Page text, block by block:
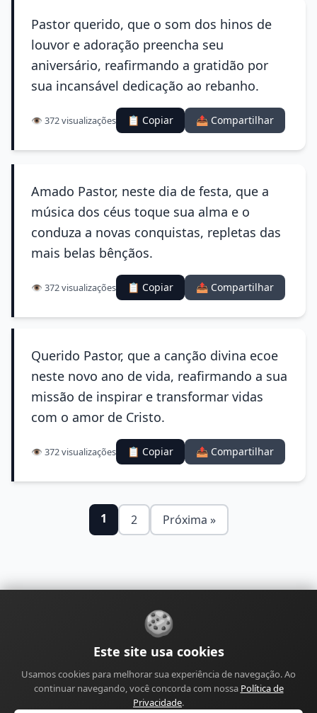
Pastor querido, que o som dos hinos de
louvor e adoração preencha seu
aniversário, reafirmando a gratidão por
sua incansável dedicação ao rebanho.
👁️ 372 visualizações 📋 Copiar 📤 Compartilhar
Amado Pastor, neste dia de festa, que a
música dos céus toque sua alma e o
conduza a novas conquistas, repletas das
mais belas bênçãos.
👁️ 372 visualizações 📋 Copiar 📤 Compartilhar
Querido Pastor, que a canção divina ecoe
neste novo ano de vida, reafirmando a sua
missão de inspirar e transformar vidas
com o amor de Cristo.
👁️ 372 visualizações 📋 Copiar 📤 Compartilhar
1 2 Próxima »
ContatoPolítica de Privacidade
Política de Correções Política de Monetização
Perfil do AutorTermos de UsoSiteSitemap
🍪
Este site usa cookies
Usamos cookies para melhorar sua experiência de navegação. Ao
continuar navegando, você concorda com nossa Política de
Privacidade.